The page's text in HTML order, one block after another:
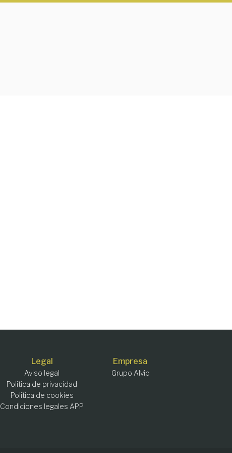
Legal
Aviso legal
Política de privacidad
Política de cookies
Condiciones legales APP
Empresa
Grupo Alvic